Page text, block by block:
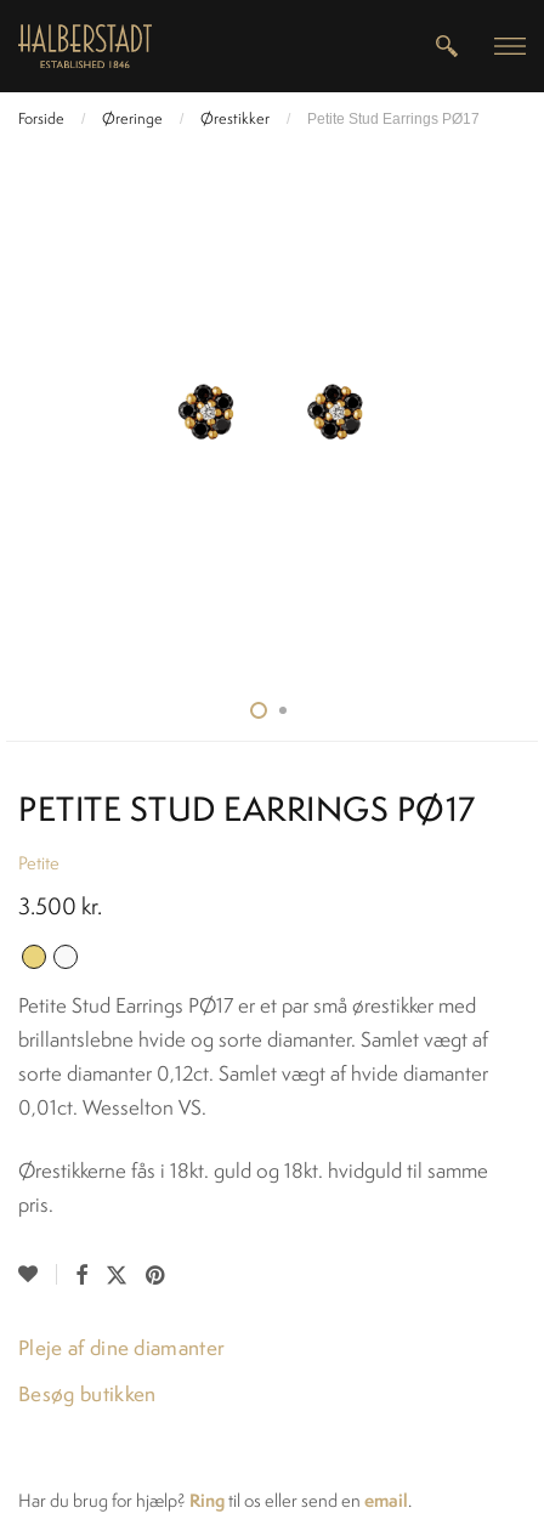
Forside / Øreringe / Ørestikker / Petite Stud Earrings PØ17
PETITE STUD EARRINGS PØ17
Petite
3.500 kr.
Petite Stud Earrings PØ17 er et par små ørestikker med
brillantslebne hvide og sorte diamanter. Samlet vægt af
sorte diamanter 0,12ct. Samlet vægt af hvide diamanter
0,01ct. Wesselton VS.
Ørestikkerne fås i 18kt. guld og 18kt. hvidguld til samme
pris.
Pleje af dine diamanter
Besøg butikken
Har du brug for hjælp? Ringtil os eller send en email.